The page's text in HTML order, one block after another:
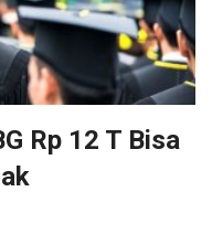
Rp 12 T Bisa